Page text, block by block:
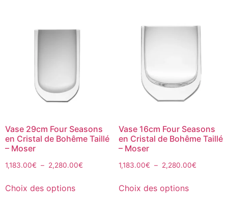
Vase 29cm Four Seasons
en Cristal de Bohême Taillé
– Moser
1,183.00€ – 2,280.00€
Choix des options
Vase 16cm Four Seasons
en Cristal de Bohême Taillé
– Moser
1,183.00€ – 2,280.00€
Choix des options